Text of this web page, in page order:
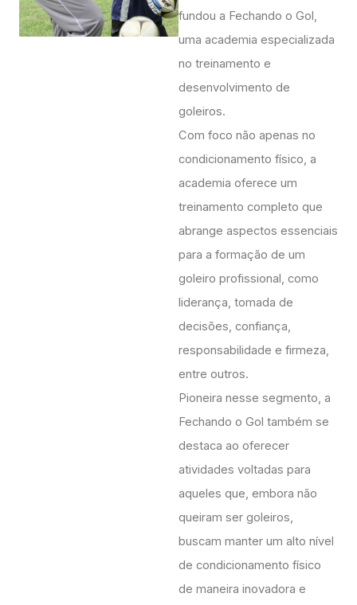
fundou a Fechando o Gol,
uma academia especializada
no treinamento e
desenvolvimento de
goleiros.
Com foco não apenas no
condicionamento físico, a
academia oferece um
treinamento completo que
abrange aspectos essenciais
para a formação de um
goleiro profissional, como
liderança, tomada de
decisões, confiança,
responsabilidade e firmeza,
entre outros.
Pioneira nesse segmento, a
Fechando o Gol também se
destaca ao oferecer
atividades voltadas para
aqueles que, embora não
queiram ser goleiros,
buscam manter um alto nível
de condicionamento físico
de maneira inovadora e